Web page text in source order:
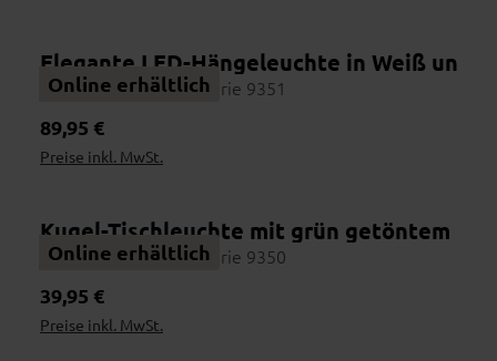
Wohnbeispiel
Online erhältlich
Elegante LED-Hängeleuchte in Weiß und
Interliving Leuchten Serie 9351
Regulärer Preis:
89,95 €
Preise inkl. MwSt.
Online erhältlich
Kugel-Tischleuchte mit grün getöntem
Interliving Leuchten Serie 9350
Regulärer Preis:
39,95 €
Preise inkl. MwSt.